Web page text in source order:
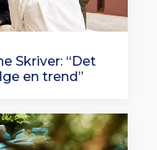
Skriver: “Det
en trend”